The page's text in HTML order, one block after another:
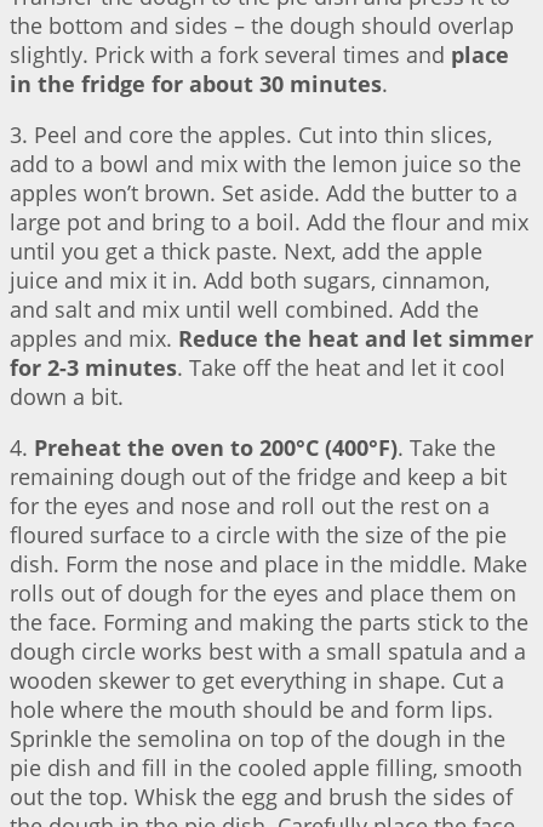
the bottom and sides – the dough should overlap
slightly. Prick with a fork several times and place
in the fridge for about 30 minutes.
3. Peel and core the apples. Cut into thin slices,
add to a bowl and mix with the lemon juice so the
apples won’t brown. Set aside. Add the butter to a
large pot and bring to a boil. Add the flour and mix
until you get a thick paste. Next, add the apple
juice and mix it in. Add both sugars, cinnamon,
and salt and mix until well combined. Add the
apples and mix. Reduce the heat and let simmer
for 2-3 minutes. Take off the heat and let it cool
down a bit.
4. Preheat the oven to 200°C (400°F). Take the
remaining dough out of the fridge and keep a bit
for the eyes and nose and roll out the rest on a
floured surface to a circle with the size of the pie
dish. Form the nose and place in the middle. Make
rolls out of dough for the eyes and place them on
the face. Forming and making the parts stick to the
dough circle works best with a small spatula and a
wooden skewer to get everything in shape. Cut a
hole where the mouth should be and form lips.
Sprinkle the semolina on top of the dough in the
pie dish and fill in the cooled apple filling, smooth
out the top. Whisk the egg and brush the sides of